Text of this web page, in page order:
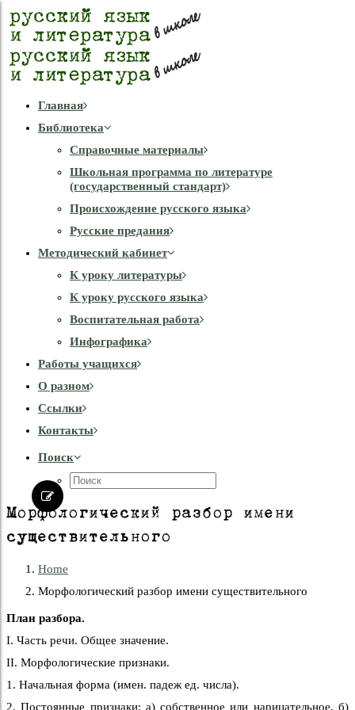
Главная
Библиотека
Справочные материалы
Школьная программа по литературе
(государственный стандарт)
Происхождение русского языка
Русские предания
Методический кабинет
К уроку литературы
К уроку русского языка
Воспитательная работа
Инфографика
Работы учащихся
О разном
Cсылки
Контакты
Поиск
Морфологический разбор имени
существительного
Home
Морфологический разбор имени существительного
План разбора.
I. Часть речи. Общее значение.
II. Морфологические признаки.
1. Начальная форма (имен. падеж ед. числа).
2. Постоянные признаки: а) собственное или нарицательное, б)